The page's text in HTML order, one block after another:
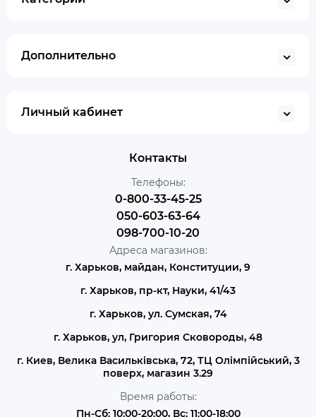
Дополнительно
Личный кабинет
Контакты
Телефоны:
0-800-33-45-25
050-603-63-64
098-700-10-20
Адреса магазинов:
г. Харьков, майдан, Конституции, 9
г. Харьков, пр-кт, Науки, 41/43
г. Харьков, ул. Сумская, 74
г. Харьков, ул, Григория Сковороды, 48
г. Киев, Велика Васильківська, 72, ТЦ Олімпійський, 3
поверх, магазин 3.29
Время работы:
Пн-Сб: 10:00-20:00, Вс: 11:00-18:00